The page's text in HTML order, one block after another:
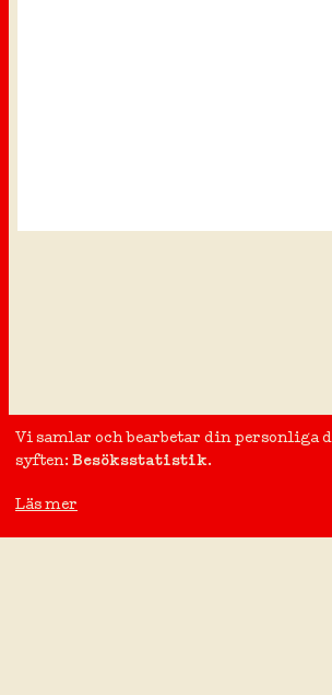
Vi samlar och bearbetar din personliga
syften:Besöksstatistik.
Läs mer